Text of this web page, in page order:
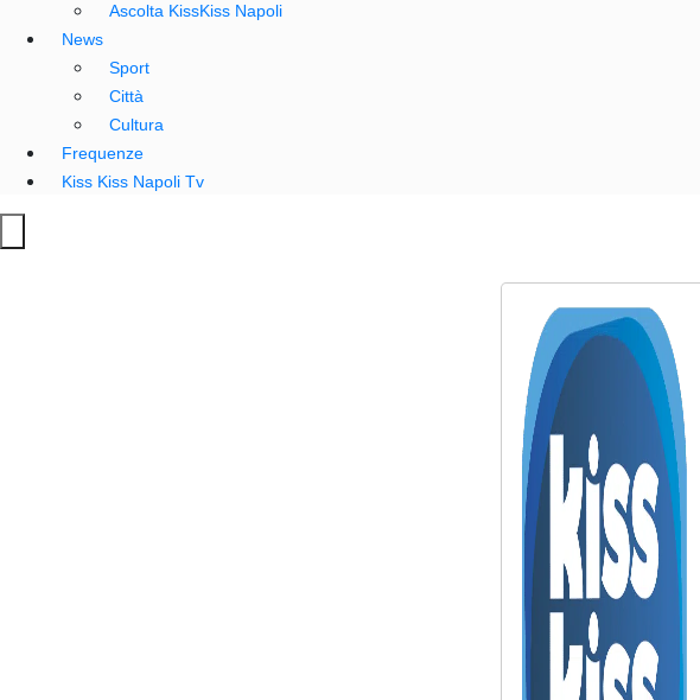
Ascolta KissKiss Napoli
News
Sport
Città
Cultura
Frequenze
Kiss Kiss Napoli Tv